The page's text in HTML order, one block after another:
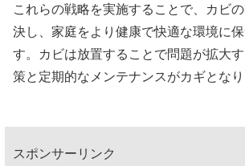
これらの戦略を実施することで、カビ
決し、家庭をより健康で快適な環境に
す。カビは放置することで問題が拡大
策と定期的なメンテナンスがカギとなり
スポンサーリンク